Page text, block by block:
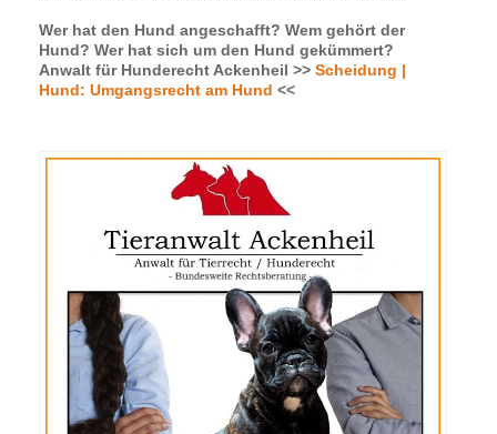
Wer hat den Hund angeschafft? Wem gehört der
Hund? Wer hat sich um den Hund gekümmert?
Anwalt für Hunderecht Ackenheil >> Scheidung |
Hund: Umgangsrecht am Hund <<